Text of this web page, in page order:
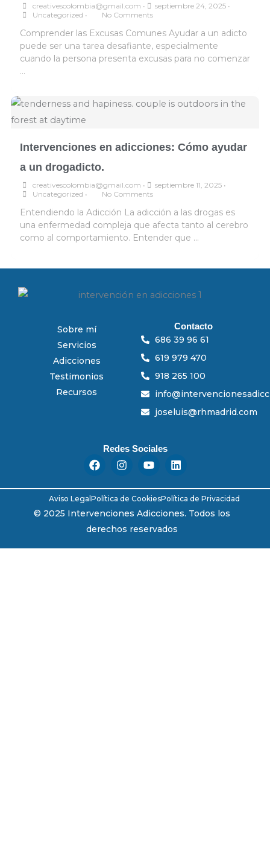
creativescolombia@gmail.com • septiembre 24, 2025 •
Uncategorized • No Comments
Comprender las Excusas Comunes Ayudar a un adicto
puede ser una tarea desafiante, especialmente
cuando la persona presenta excusas para no comenzar
…
Intervenciones en adicciones: Cómo ayudar
a un drogadicto.
creativescolombia@gmail.com • septiembre 11, 2025 •
Uncategorized • No Comments
Entendiendo la Adicción La adicción a las drogas es
una enfermedad compleja que afecta tanto al cerebro
como al comportamiento. Entender que …
Sobre mí
Servicios
Adicciones
Testimonios
Recursos
Contacto
686 39 96 61
619 979 470
918 265 100
joseluis@rhmadrid.com
Redes Sociales
F
a
e
b
o
o
k
I
n
t
a
g
r
a
m
Y
o
t
u
b
e
L
i
k
e
d
i
n
Aviso LegalPolítica de CookiesPolítica de Privacidad
© 2025 Intervenciones Adicciones. Todos los
derechos reservados